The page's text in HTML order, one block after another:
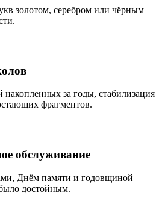
золотом, серебром или чёрным —
за годы, стабилизация
фрагментов.
обслуживание
Днём памяти и годовщиной —
достойным.